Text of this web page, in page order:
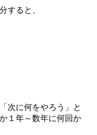
すると、
次に何をやろう」と
１年～数年に何回か